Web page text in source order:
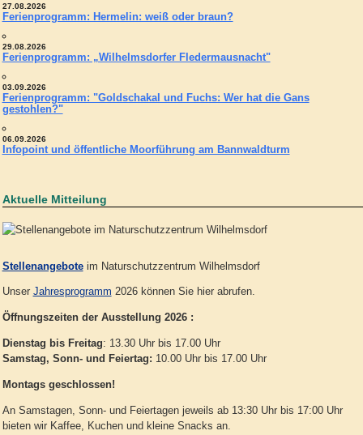
27.08.2026
Ferienprogramm: Hermelin: weiß oder braun?
29.08.2026
Ferienprogramm: „Wilhelmsdorfer Fledermausnacht"
03.09.2026
Ferienprogramm: "Goldschakal und Fuchs: Wer hat die Gans
gestohlen?"
06.09.2026
Infopoint und öffentliche Moorführung am Bannwaldturm
Aktuelle Mitteilung
Stellenangeboteim Naturschutzzentrum Wilhelmsdorf
Unser Jahresprogramm 2026 können Sie hier abrufen.
Öffnungszeiten der Ausstellung 2026 :
Dienstag bis Freitag: 13.30 Uhr bis 17.00 Uhr
Samstag, Sonn- und Feiertag: 10.00 Uhr bis 17.00 Uhr
Montags geschlossen!
An Samstagen, Sonn- und Feiertagen jeweils ab 13:30 Uhr bis 17:00 Uhr
bieten wir Kaffee, Kuchen und kleine Snacks an.